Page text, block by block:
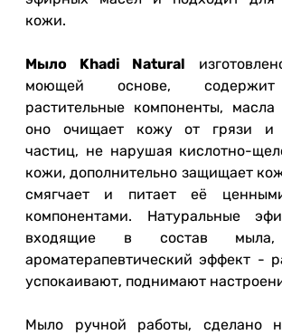
кожи.
Мыло Khadi Natural
моющей основе, содержит
растительные компоненты,
оно очищает кожу от грязи и
частиц, не нарушая кислотно-
кожи, дополнительно защищает
смягчает и питает её
компонентами. Натуральные
входящие в состав мыла,
ароматерапевтический эффект -
успокаивают, поднимают
Мыло ручной работы, сделано